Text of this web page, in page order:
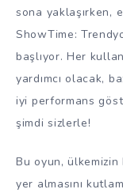
sona yaklaşırken,
ShowTime:
başlıyor. Her
yardımcı olacak,
iyi performans
şimdi sizlerle!
Bu oyun,
yer almasını